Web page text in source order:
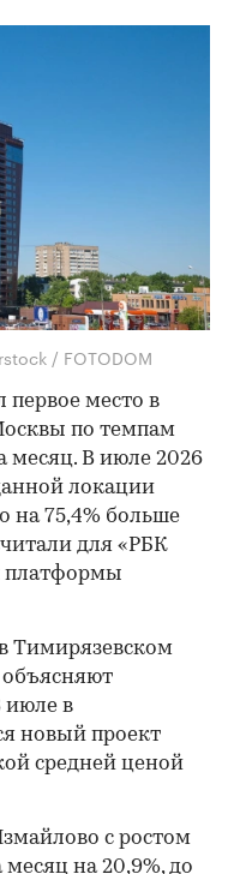
/ FOTODOM
первое место в
по темпам
месяц. В июле 2026
локации
на 75,4% больше
для «РБК
платформы
Тимирязевском
объясняют
июле в
новый проект
средней ценой
с ростом
на 20,9%, до